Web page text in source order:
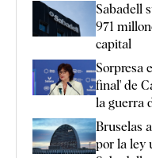
Sabadell
971
capital
Sorpresa
final' de
la guerra
Bruselas
por la ley